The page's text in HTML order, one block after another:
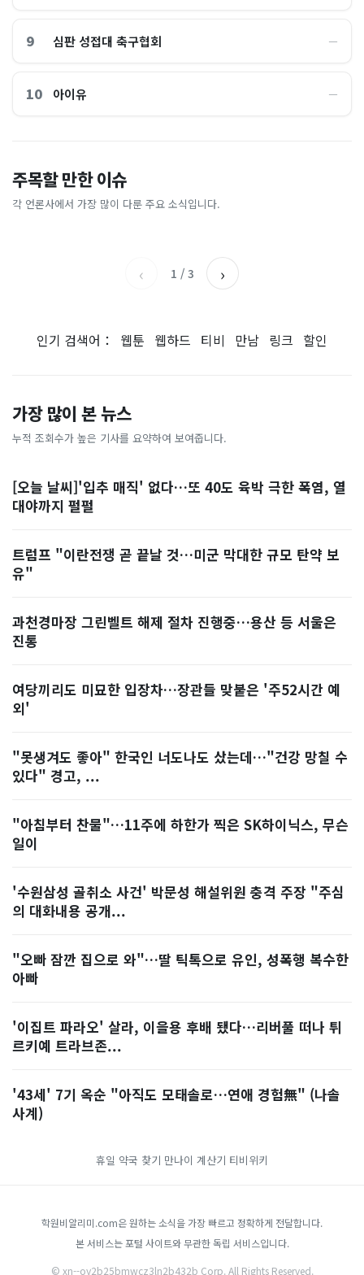
9 심판 성접대 축구협회 ―
10 아이유 ―
주목할 만한 이슈
각 언론사에서 가장 많이 다룬 주요 소식입니다.
이 대통령 사관학교 통합 발언
에…“서울대 법대·충암고도
없애나”
채널A
라 출렁이는 日증시
아시아경제
총리 영상에 "대체 뭐냐" 발
칵‥日 배우도 "미친 짓"
실체, 은밀하게…[중국나라]
‹ 1 / 3 ›
인기 검색어： 웹툰 웹하드 티비 만남 링크 할인
가장 많이 본 뉴스
누적 조회수가 높은 기사를 요약하여 보여줍니다.
[오늘 날씨]'입추 매직' 없다…또 40도 육박 극한 폭염, 열
대야까지 펄펄
트럼프 "이란전쟁 곧 끝날 것…미군 막대한 규모 탄약 보
유"
과천경마장 그린벨트 해제 절차 진행중…용산 등 서울은
진통
여당끼리도 미묘한 입장차…장관들 맞붙은 '주52시간 예
외'
"못생겨도 좋아" 한국인 너도나도 샀는데…"건강 망칠 수
있다" 경고, ...
"아침부터 찬물"…11주에 하한가 찍은 SK하이닉스, 무슨
일이
'수원삼성 골취소 사건' 박문성 해설위원 충격 주장 "주심
의 대화내용 공개...
"오빠 잠깐 집으로 와"…딸 틱톡으로 유인, 성폭행 복수한
아빠
'이집트 파라오' 살라, 이을용 후배 됐다…리버풀 떠나 튀
르키예 트라브존...
'43세' 7기 옥순 "아직도 모태솔로…연애 경험無" (나솔
사계)
휴일 약국 찾기 만나이 계산기 티비위키
학원비알리미.com은 원하는 소식을 가장 빠르고 정확하게 전달합니다.
본 서비스는 포털 사이트와 무관한 독립 서비스입니다.
© xn--oy2b25bmwcz3ln2b432b Corp. All Rights Reserved.